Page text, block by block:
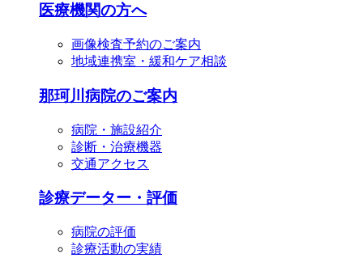
医療機関の方へ
画像検査予約のご案内
地域連携室・緩和ケア相談
那珂川病院のご案内
病院・施設紹介
診断・治療機器
交通アクセス
診療データー・評価
病院の評価
診療活動の実績